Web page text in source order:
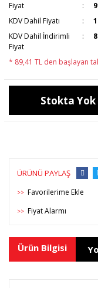
Fiyat
KDV Dahil Fiyatı
KDV Dahil İndirimli
Fiyat
* 89,41 TL den başlayan
Stokta Yok
ÜRÜNÜ PAYLAŞ
>>
>> Fiyat Alarmı
Ürün Bilgisi